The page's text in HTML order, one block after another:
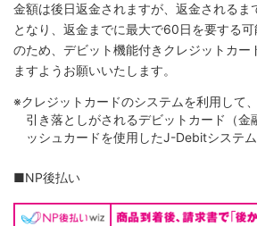
金額は後日返金されますが、返金されるま
となり、返金までに最大で60日を要する
のため、デビット機能付きクレジットカー
ますようお願いいたします。
※クレジットカードのシステムを利用して
引き落としがされるデビットカード（金
ッシュカードを使用したJ-Debitシステム
■NP後払い